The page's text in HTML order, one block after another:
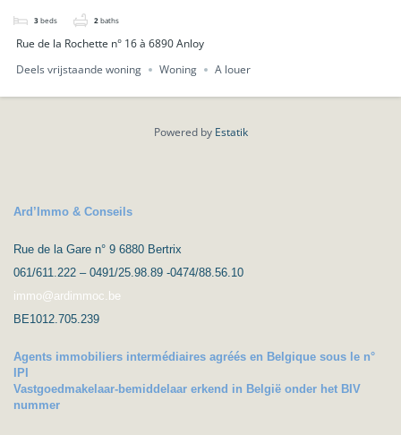
3 beds 2 baths
Rue de la Rochette n° 16 à 6890 Anloy
Deels vrijstaande woning
Woning A louer
Powered by Estatik
Ard’Immo & Conseils
Rue de la Gare n° 9 6880 Bertrix
061/611.222 – 0491/25.98.89 -0474/88.56.10
immo@ardimmoc.be
BE1012.705.239
Agents immobiliers intermédiaires agréés en Belgique sous le n°
IPI
Vastgoedmakelaar-bemiddelaar erkend in België onder het BIV
nummer